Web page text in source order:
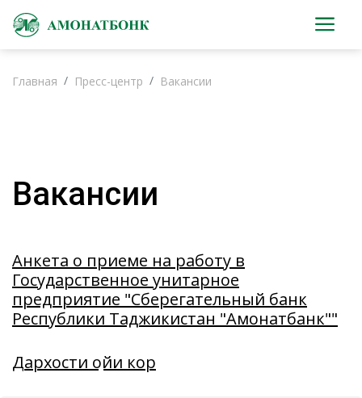
Главная Пресс-центр Вакансии
Вакансии
Анкета о приеме на работу в
Государственное унитарное
предприятие "Сберегательный банк
Республики Таджикистан "Амонатбанк""
Дархости ҷойи кор